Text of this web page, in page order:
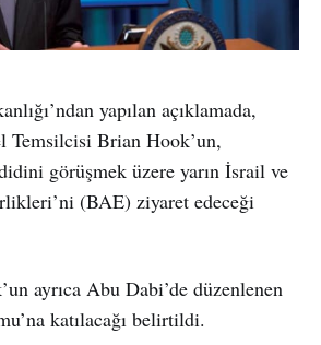
yapılan açıklamada,
Temsilcisi Brian Hook’un,
görüşmek üzere yarın İsrail ve
(BAE) ziyaret edeceği
ayrıca Abu Dabi’de düzenlenen
katılacağı belirtildi.